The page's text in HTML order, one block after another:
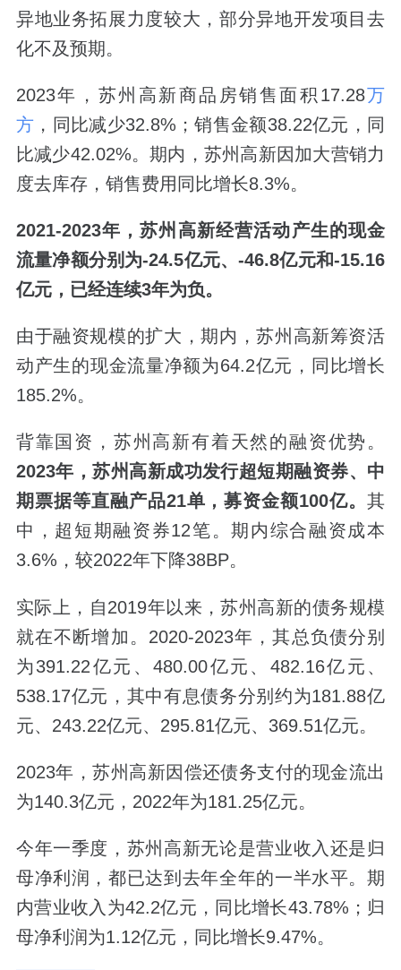
异地业务拓展力度较大，部分异地开发项目去
化不及预期。
2023年，苏州高新商品房销售面积17.28万
方 ，同比减少32.8%；销售金额38.22亿元，同
比减少42.02%。期内，苏州高新因加大营销力
度去库存，销售费用同比增长8.3%。
2021-2023年，苏州高新经营活动产生的现金
流量净额分别为-24.5亿元、-46.8亿元和-15.16
亿元，已经连续3年为负。
由于融资规模的扩大，期内，苏州高新筹资活
动产生的现金流量净额为64.2亿元，同比增长
185.2%。
背靠国资，苏州高新有着天然的融资优势。
2023年，苏州高新成功发行超短期融资券、中
期票据等直融产品21单，募资金额100亿。其
中，超短期融资券12笔。期内综合融资成本
3.6%，较2022年下降38BP。
实际上，自2019年以来，苏州高新的债务规模
就在不断增加。2020-2023年，其总负债分别
为391.22亿元、480.00亿元、482.16亿元、
538.17亿元，其中有息债务分别约为181.88亿
元、243.22亿元、295.81亿元、369.51亿元。
2023年，苏州高新因偿还债务支付的现金流出
为140.3亿元，2022年为181.25亿元。
今年一季度，苏州高新无论是营业收入还是归
母净利润，都已达到去年全年的一半水平。期
内营业收入为42.2亿元，同比增长43.78%；归
母净利润为1.12亿元，同比增长9.47%。